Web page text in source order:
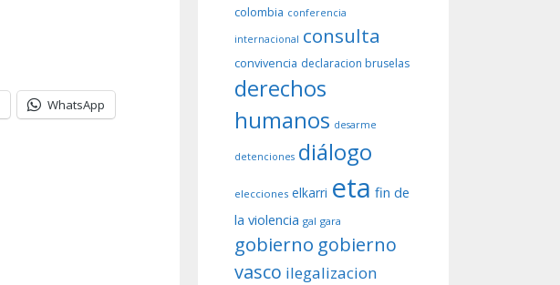
WhatsApp
colombia conferencia
internacional consulta
convivencia declaracion bruselas
derechos
humanos desarme
detenciones diálogo
elecciones elkarri eta fin de
la violencia gal gara
gobierno gobierno
vasco ilegalizacion